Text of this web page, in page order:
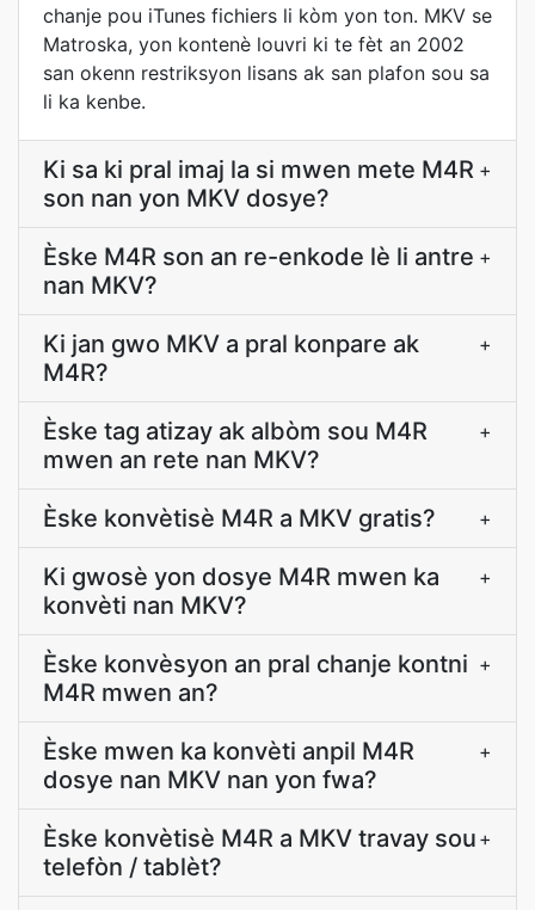
chanje pou iTunes fichiers li kòm yon ton. MKV se
Matroska, yon kontenè louvri ki te fèt an 2002
san okenn restriksyon lisans ak san plafon sou sa
li ka kenbe.
Ki sa ki pral imaj la si mwen mete M4R
son nan yon MKV dosye?
+
Èske M4R son an re-enkode lè li antre
nan MKV?
+
Ki jan gwo MKV a pral konpare ak
M4R?
+
Èske tag atizay ak albòm sou M4R
mwen an rete nan MKV?
+
Èske konvètisè M4R a MKV gratis? +
Ki gwosè yon dosye M4R mwen ka
konvèti nan MKV?
+
Èske konvèsyon an pral chanje kontni
M4R mwen an?
+
Èske mwen ka konvèti anpil M4R
dosye nan MKV nan yon fwa?
+
Èske konvètisè M4R a MKV travay sou
telefòn / tablèt?
+